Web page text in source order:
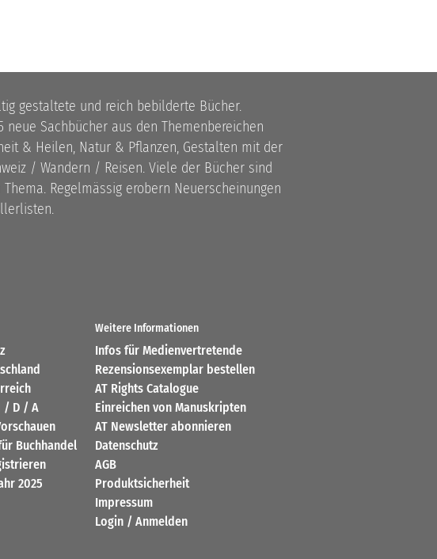
gestaltete und reich bebilderte Bücher.
neue Sachbücher aus den Themenbereichen
& Heilen, Natur & Pflanzen, Gestalten mit der
/ Wandern / Reisen. Viele der Bücher sind
Regelmässig erobern Neuerscheinungen
/ D / A
Buchhandel
2025
Weitere Informationen
Infos für Medienvertretende
Rezensionsexemplar bestellen
AT Rights Catalogue
Einreichen von Manuskripten
AT Newsletter abonnieren
Datenschutz
AGB
Produktsicherheit
Impressum
Login / Anmelden